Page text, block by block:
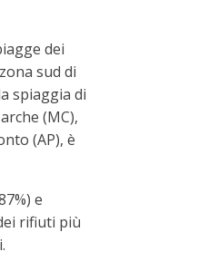
dei
sud di
spiaggia di
(MC),
(AP), è
e
rifiuti più